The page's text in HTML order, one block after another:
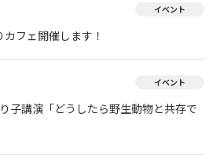
イベント
フェ開催します！
イベント
子講演「どうしたら野生動物と共存で